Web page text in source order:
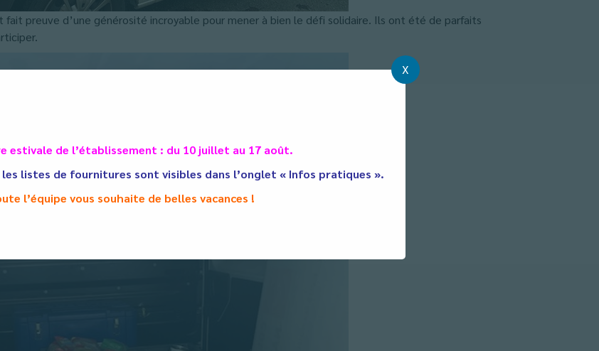
estivale de l’établissement : du 10 juillet au 17 août.
listes de fournitures sont visibles dans l’onglet « Infos pratiques ».
l’équipe vous souhaite de belles vacances !
X
fait preuve d’une générosité incroyable pour mener à bien le défi solidaire. Ils ont été de parfaits